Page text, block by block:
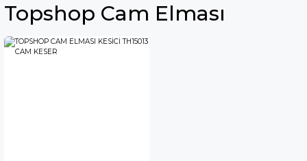
Topshop Cam Elması